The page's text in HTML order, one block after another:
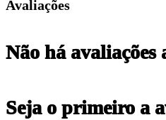
Avaliações
Não há avaliações
Seja o primeiro a